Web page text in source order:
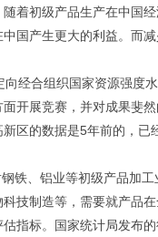
着初级产品生产在中国
国产生更大的利益。而
经合组织国家资源强度
开展竞赛，并对成果斐
区的数据是5年前的，
铁、铝业等初级产品加
技制造等，需要就产品
指标。国家统计局发布